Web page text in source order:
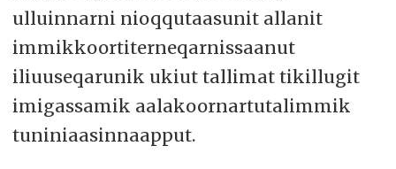
ulluinnarni nioqqutaasunit allanit
immikkoortiterneqarnissaanut
iliuuseqarunik ukiut tallimat tikillugit
imigassamik aalakoornartutalimmik
tuniniaasinnaapput.